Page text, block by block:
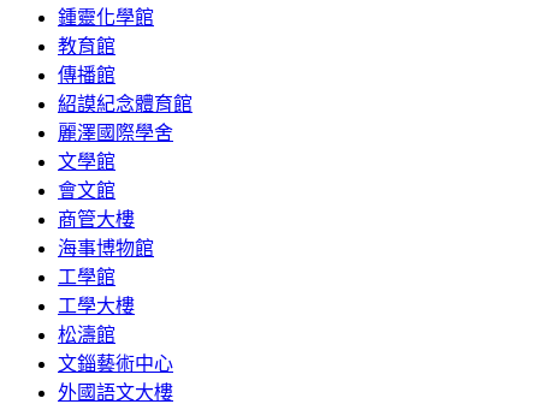
鍾靈化學館
教育館
傳播館
紹謨紀念體育館
麗澤國際學舍
文學館
會文館
商管大樓
海事博物館
工學館
工學大樓
松濤館
文錙藝術中心
外國語文大樓